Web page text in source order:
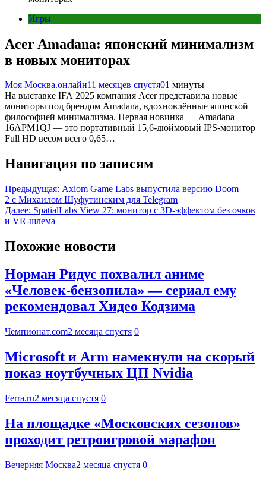
Игры
Acer Amadana: японский минимализм
в новых мониторах
Моя Москва.онлайн11 месяцев спустя01 минуты
На выставке IFA 2025 компания Acer представила новые
мониторы под брендом Amadana, вдохновлённые японской
философией минимализма. Первая новинка — Amadana
16APM1QJ — это портативный 15,6-дюймовый IPS-монитор
Full HD весом всего 0,65…
Навигация по записям
Предыдущая: Axiom Game Labs выпустила версию Doom
2 c Михаилом Шуфутинским для Telegram
Далее: SpatialLabs View 27: монитор с 3D-эффектом без очков
и VR-шлема
Похожие новости
Норман Ридус похвалил аниме
«Человек-бензопила» — сериал ему
рекомендовал Хидео Кодзима
Чемпионат.com2 месяца спустя 0
Microsoft и Arm намекнули на скорый
показ ноутбучных ЦП Nvidia
Ferra.ru2 месяца спустя 0
На площадке «Московских сезонов»
проходит ретроигровой марафон
Вечерняя Москва2 месяца спустя 0